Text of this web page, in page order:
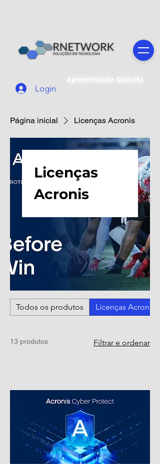
Login
Apresentação Gratuita
Página inicial Licenças Acronis
Licenças
Acronis
Todos os produtos Licenças Acronis
13 produtos Filtrar e ordenar